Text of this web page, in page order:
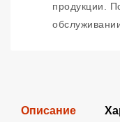
продукции.
Описание